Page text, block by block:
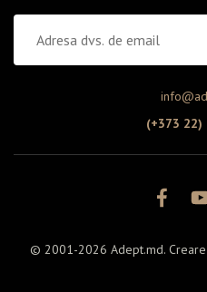
(+373
© 2001-2026 Adept.md.